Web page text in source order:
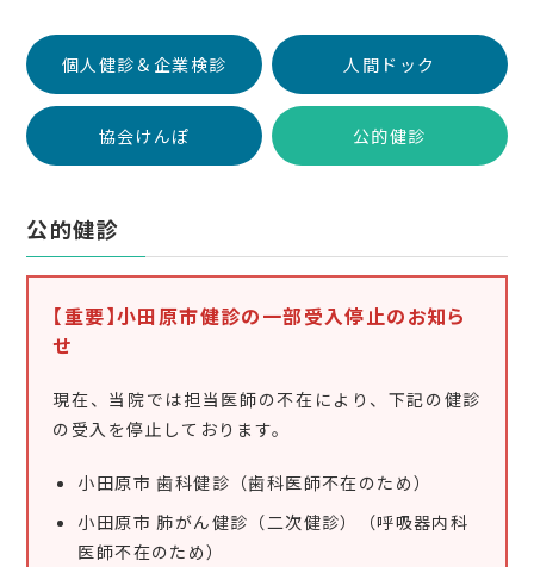
個人健診＆企業検診 人間ドック
協会けんぽ 公的健診
公的健診
【重要】小田原市健診の一部受入停止のお知ら
せ
現在、当院では担当医師の不在により、下記の健診
の受入を停止しております。
小田原市 歯科健診（歯科医師不在のため）
小田原市 肺がん健診（二次健診）（呼吸器内科
医師不在のため）